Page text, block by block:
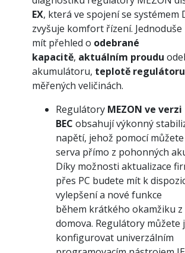
EX, která ve spojení se systémem
zvyšuje komfort řízení. Jednoduše
mít přehled o odebrané
kapacitě, aktuálním proudu
akumulátoru, teplotě regulátoru
měřených veličinách.
Regulátory MEZON ve verzi
BEC obsahují výkonný
napětí, jehož pomocí
serva přímo z pohonných
Díky možnosti aktualizace
přes PC budete mít k
vylepšení a nové funkce
během krátkého okamžiku
domova. Regulátory můžete
konfigurovat univerzálním